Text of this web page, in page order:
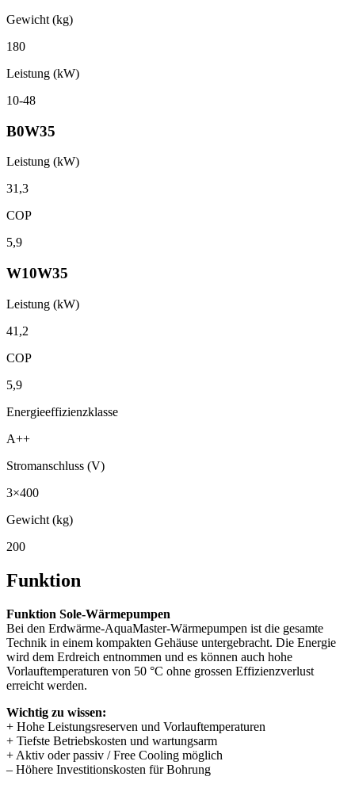
Gewicht (kg)
180
Leistung (kW)
10-48
B0W35
Leistung (kW)
31,3
COP
5,9
W10W35
Leistung (kW)
41,2
COP
5,9
Energieeffizienzklasse
A++
Stromanschluss (V)
3×400
Gewicht (kg)
200
Funktion
Funktion Sole-Wärmepumpen
Bei den Erdwärme-AquaMaster-Wärmepumpen ist die gesamte
Technik in einem kompakten Gehäuse untergebracht. Die Energie
wird dem Erdreich entnommen und es können auch hohe
Vorlauftemperaturen von 50 °C ohne grossen Effizienzverlust
erreicht werden.
Wichtig zu wissen:
+ Hohe Leistungsreserven und Vorlauftemperaturen
+ Tiefste Betriebskosten und wartungsarm
+ Aktiv oder passiv / Free Cooling möglich
– Höhere Investitionskosten für Bohrung